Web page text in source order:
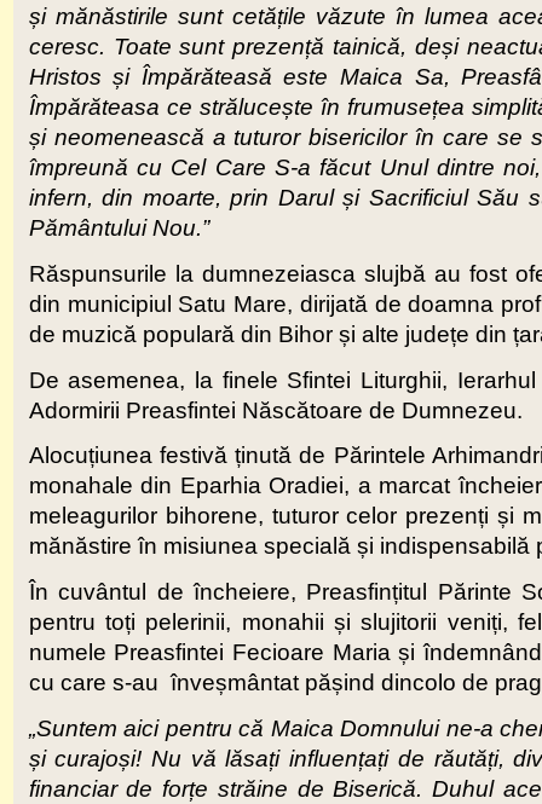
și mănăstirile sunt cetățile văzute în lumea
ceresc. Toate sunt prezență tainică, deși
Hristos și Împărăteasă este Maica Sa,
Împărăteasa ce strălucește în frumusețea
și neomenească a tuturor bisericilor în care se
împreună cu Cel Care S-a făcut Unul dintre
infern, din moarte, prin Darul și Sacrificiul Său
Pământului Nou.”
Răspunsurile la dumnezeiasca slujbă au fost
din municipiul Satu Mare, dirijată de doamna
de muzică populară din Bihor și alte județe din
De asemenea, la finele Sfintei Liturghii,
Adormirii Preasfintei Născătoare de Dumnezeu.
Alocuțiunea festivă ținută de Părintele
monahale din Eparhia Oradiei, a marcat
meleagurilor bihorene, tuturor celor prezenți și
mănăstire în misiunea specială și
În cuvântul de încheiere, Preasfințitul Părinte
pentru toți pelerinii, monahii și slujitorii veniți,
numele Preasfintei Fecioare Maria și
cu care s-au înveșmântat pășind dincolo de
„Suntem aici pentru că Maica Domnului ne-a
și curajoși! Nu vă lăsați influențați de răutăți,
financiar de forțe străine de Biserică. Duhul